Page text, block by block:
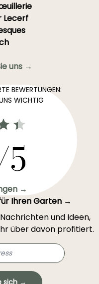
Lecerf
uns →
BEWERTUNGEN:
WICHTIG
→
Ihren Garten →
und Ideen,
über davon profitiert.
sich →